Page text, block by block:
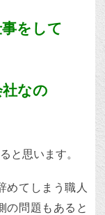
をして
なの
と思います。
めてしまう職人
の問題もあると